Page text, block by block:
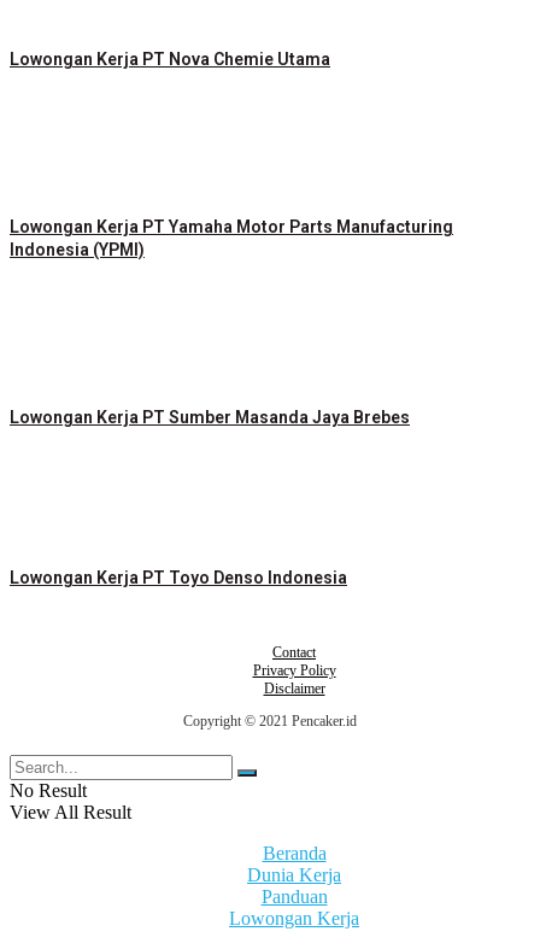
Lowongan Kerja PT Nova Chemie Utama
Lowongan Kerja PT Yamaha Motor Parts Manufacturing
Indonesia (YPMI)
Lowongan Kerja PT Sumber Masanda Jaya Brebes
Lowongan Kerja PT Toyo Denso Indonesia
Contact
Privacy Policy
Disclaimer
Copyright © 2021 Pencaker.id
No Result
View All Result
Beranda
Dunia Kerja
Panduan
Lowongan Kerja